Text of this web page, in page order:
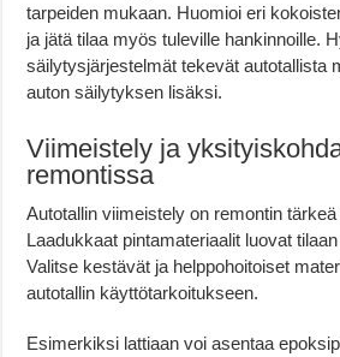
tarpeiden mukaan. Huomioi eri
ja jätä tilaa myös tuleville hankinnoille.
säilytysjärjestelmät tekevät autotallista
auton säilytyksen lisäksi.
Viimeistely ja
remontissa
Autotallin viimeistely on remontin tärkeä
Laadukkaat pintamateriaalit luovat
Valitse kestävät ja helppohoitoiset
autotallin käyttötarkoitukseen.
Esimerkiksi lattiaan voi asentaa